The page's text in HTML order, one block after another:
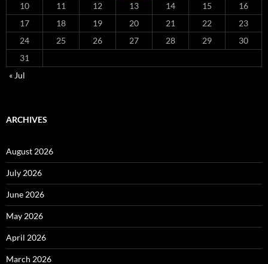
10
11 12 13 14 15
16
17
18 19 20 21 22
23
24
25 26 27 28 29
30
31
« Jul
ARCHIVES
August 2026
July 2026
June 2026
May 2026
April 2026
March 2026